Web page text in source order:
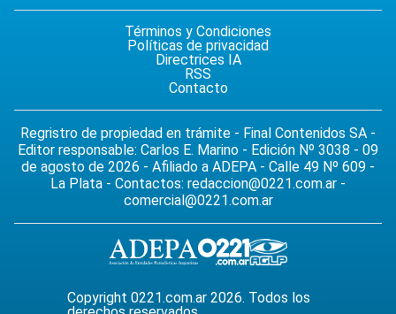
Términos y Condiciones
Políticas de privacidad
Directrices IA
RSS
Contacto
Regristro de propiedad en trámite - Final Contenidos SA -
Editor responsable: Carlos E. Marino - Edición Nº 3038 - 09
de agosto de 2026 - Afiliado a ADEPA - Calle 49 Nº 609 -
La Plata - Contactos: redaccion@0221.com.ar -
comercial@0221.com.ar
Copyright 0221.com.ar 2026. Todos los